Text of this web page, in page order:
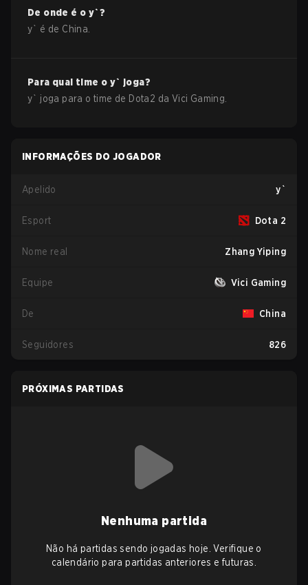
De onde é o y`?
y` é de China
Para qual time o y` joga?
y` joga para o time de Dota2 da Vici Gaming
INFORMAÇÕES DO JOGADOR
Apelido y`
Esport Dota 2
Nome real Zhang Yiping
Equipe Vici Gaming
De China
Seguidores 826
PRÓXIMAS PARTIDAS
Nenhuma partida
Não há partidas sendo jogadas hoje. Verifique o
calendário para partidas anteriores e futuras.